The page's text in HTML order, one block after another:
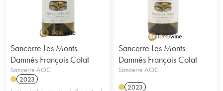
Sancerre Les Monts
Damnés François Cotat
Sancerre AOC
2023
Sancerre Les Monts
Damnés François Cotat
Sancerre AOC
2023